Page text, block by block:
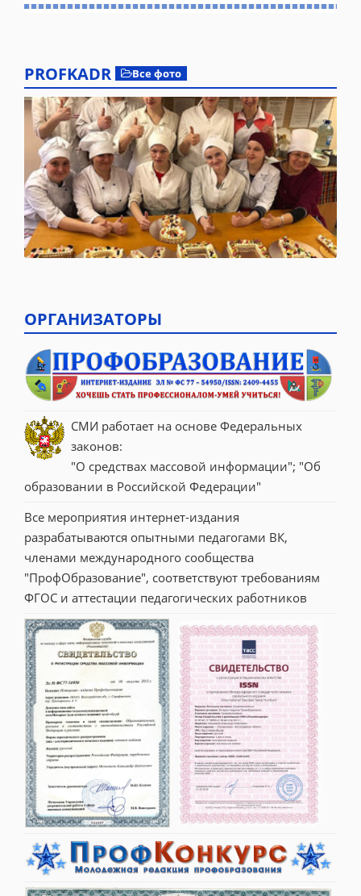
PROFKADR Все фото
ОРГАНИЗАТОРЫ
СМИ работает на основе Федеральных
законов:
"О средствах массовой информации"; "Об
образовании в Российской Федерации"
Все мероприятия интернет-издания
разрабатываются опытными педагогами ВК,
членами международного сообщества
"ПрофОбразование", соответствуют требованиям
ФГОС и аттестации педагогических работников